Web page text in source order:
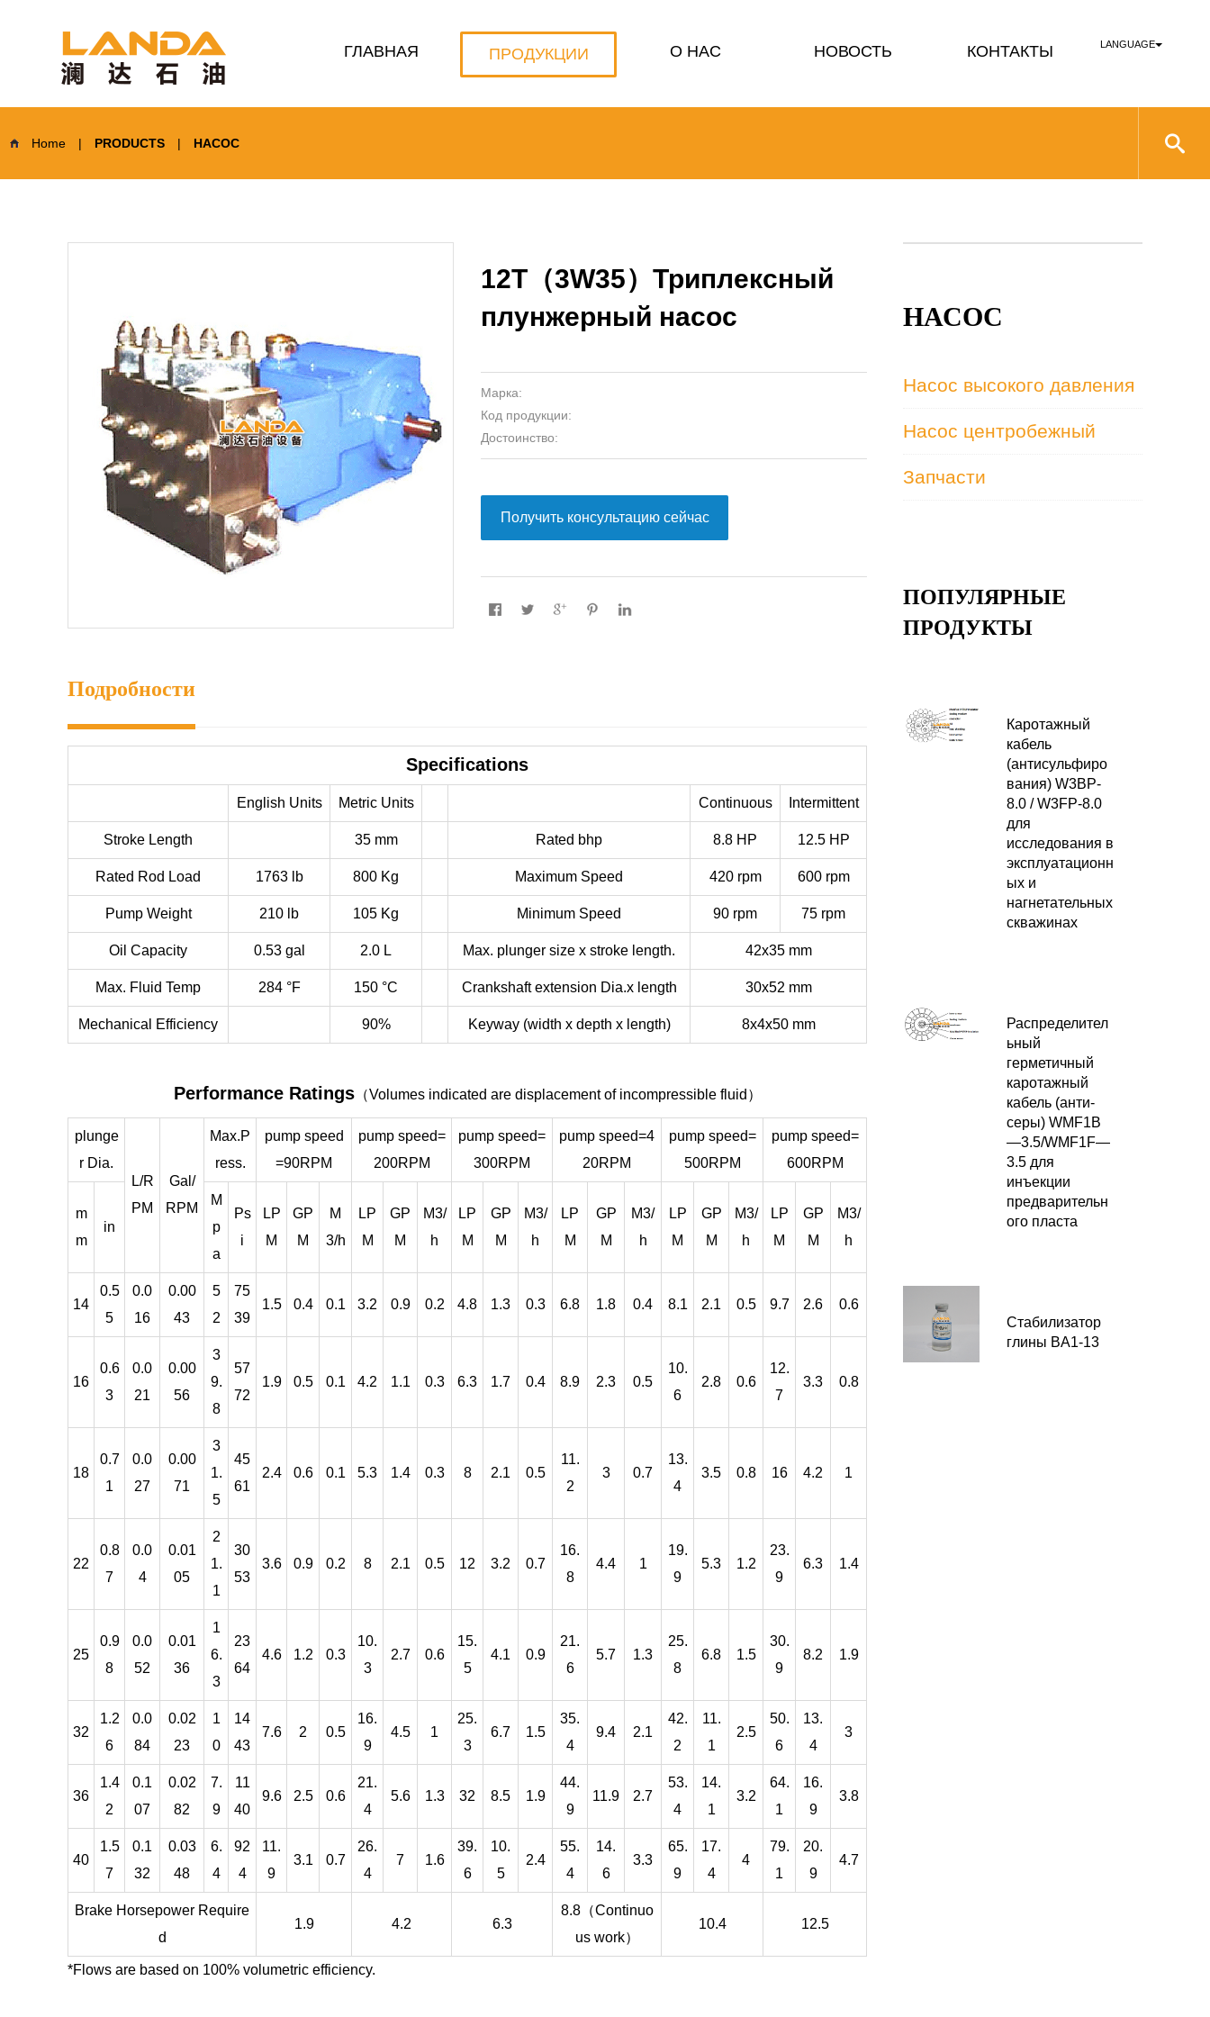
LANGUAGE
ГЛАВНАЯ ПРОДУКЦИИ О НАС НОВОСТЬ КОНТАКТЫ
Home | PRODUCTS | НАСОС
12T（3W35）Триплексный
плунжерный насос
Марка:
Код продукции:
Достоинство:
Получить консультацию сейчас
Подробности
Specifications
English Units Metric Units Continuous Intermittent
Stroke Length 35 mm Rated bhp 8.8 HP 12.5 HP
Rated Rod Load 1763 lb 800 Kg Maximum Speed 420 rpm 600 rpm
Pump Weight 210 lb 105 Kg Minimum Speed 90 rpm 75 rpm
Oil Capacity 0.53 gal 2.0 L Max. plunger size x stroke length. 42x35 mm
Max. Fluid Temp 284 °F 150 °C Crankshaft extension Dia.x length 30x52 mm
Mechanical Efficiency 90% Keyway (width x depth x length) 8x4x50 mm
Performance Ratings（Volumes indicated are displacement of incompressible fluid）
plunge
r Dia.
L/R
PM
Gal/
RPM
Max.P
ress.
pump speed
=90RPM
pump speed=
200RPM
pump speed=
300RPM
pump speed=4
20RPM
pump speed=
500RPM
pump speed=
600RPM
m
m
in
M
p
a
Ps
i
LP
M
GP
M
M
3/h
LP
M
GP
M
M3/
h
LP
M
GP
M
M3/
h
LP
M
GP
M
M3/
h
LP
M
GP
M
M3/
h
LP
M
GP
M
M3/
h
14
0.5
5
0.0
16
0.00
43
5
2
75
39
1.5 0.4 0.1 3.2 0.9 0.2 4.8 1.3 0.3 6.8 1.8 0.4 8.1 2.1 0.5 9.7 2.6 0.6
16
0.6
3
0.0
21
0.00
56
3
9.
8
57
72
1.9 0.5 0.1 4.2 1.1 0.3 6.3 1.7 0.4 8.9 2.3 0.5
10.
6
2.8 0.6
12.
7
3.3 0.8
18
0.7
1
0.0
27
0.00
71
3
1.
5
45
61
2.4 0.6 0.1 5.3 1.4 0.3 8 2.1 0.5
11.
2
3 0.7
13.
4
3.5 0.8 16 4.2 1
22
0.8
7
0.0
4
0.01
05
2
1.
1
30
53
3.6 0.9 0.2 8 2.1 0.5 12 3.2 0.7
16.
8
4.4 1
19.
9
5.3 1.2
23.
9
6.3 1.4
25
0.9
8
0.0
52
0.01
36
1
6.
3
23
64
4.6 1.2 0.3
10.
3
2.7 0.6
15.
5
4.1 0.9
21.
6
5.7 1.3
25.
8
6.8 1.5
30.
9
8.2 1.9
32
1.2
6
0.0
84
0.02
23
1
0
14
43
7.6 2 0.5
16.
9
4.5 1
25.
3
6.7 1.5
35.
4
9.4 2.1
42.
2
11.
1
2.5
50.
6
13.
4
3
36
1.4
2
0.1
07
0.02
82
7.
9
11
40
9.6 2.5 0.6
21.
4
5.6 1.3 32 8.5 1.9
44.
9
11.9 2.7
53.
4
14.
1
3.2
64.
1
16.
9
3.8
40
1.5
7
0.1
32
0.03
48
6.
4
92
4
11.
9
3.1 0.7
26.
4
7 1.6
39.
6
10.
5
2.4
55.
4
14.
6
3.3
65.
9
17.
4
4
79.
1
20.
9
4.7
Brake Horsepower Require
d
1.9 4.2 6.3
8.8（Continuo
us work）
10.4 12.5
*Flows are based on 100% volumetric efficiency.
НАСОС
Насос высокого давления
Насос центробежный
Запчасти
ПОПУЛЯРНЫЕ
ПРОДУКТЫ
Каротажный
кабель
(антисульфиро
вания) W3BP-
8.0 / W3FP-8.0
для
исследования в
эксплуатационн
ых и
нагнетательных
скважинах
Распределител
ьный
герметичный
каротажный
кабель (анти-
серы) WMF1B
—3.5/WMF1F—
3.5 для
инъекции
предварительн
ого пласта
Стабилизатор
глины BA1-13